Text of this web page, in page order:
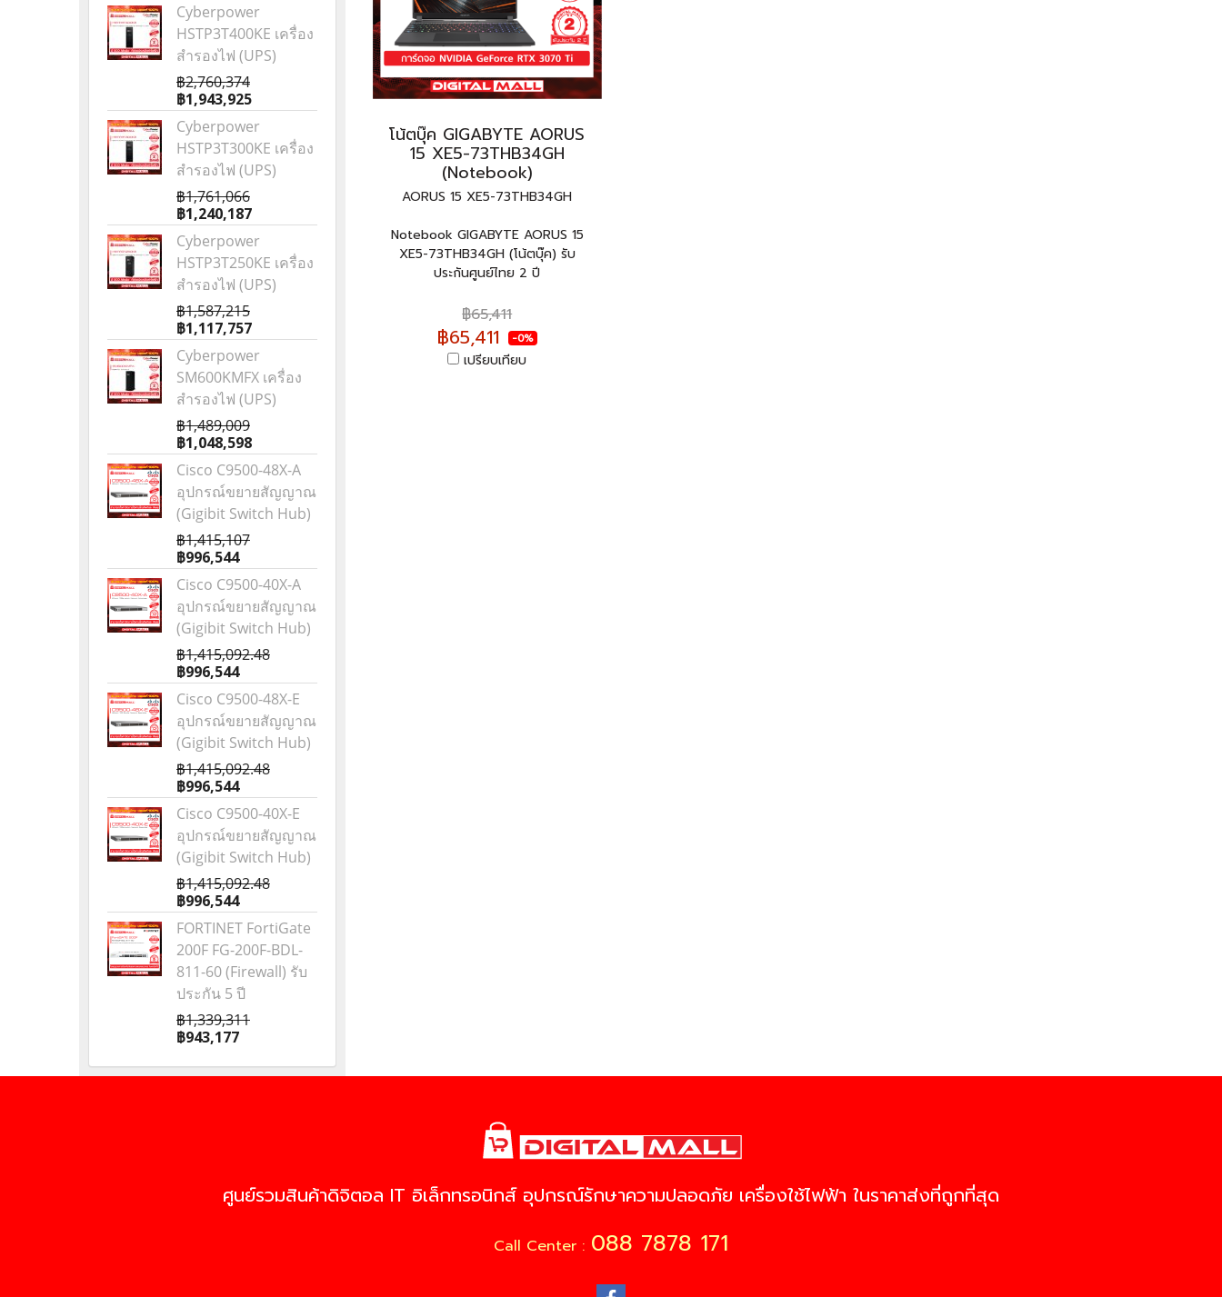
โน้ตบุ๊ค GIGABYTE AORUS
15 XE5-73THB34GH
(Notebook)
AORUS 15 XE5-73THB34GH
Notebook GIGABYTE AORUS 15
XE5-73THB34GH (โน้ตบุ๊ค) รับ
ประกันศูนย์ไทย 2 ปี
฿65,411
฿65,411 -0%
เปรียบเทียบ
Cyberpower
HSTP3T400KE เครื่อง
สำรองไฟ (UPS)
฿2,760,374
฿1,943,925
Cyberpower
HSTP3T300KE เครื่อง
สำรองไฟ (UPS)
฿1,761,066
฿1,240,187
Cyberpower
HSTP3T250KE เครื่อง
สำรองไฟ (UPS)
฿1,587,215
฿1,117,757
Cyberpower
SM600KMFX เครื่อง
สำรองไฟ (UPS)
฿1,489,009
฿1,048,598
Cisco C9500-48X-A
อุปกรณ์ขยายสัญญาณ
(Gigibit Switch Hub)
฿1,415,107
฿996,544
Cisco C9500-40X-A
อุปกรณ์ขยายสัญญาณ
(Gigibit Switch Hub)
฿1,415,092.48
฿996,544
Cisco C9500-48X-E
อุปกรณ์ขยายสัญญาณ
(Gigibit Switch Hub)
฿1,415,092.48
฿996,544
Cisco C9500-40X-E
อุปกรณ์ขยายสัญญาณ
(Gigibit Switch Hub)
฿1,415,092.48
฿996,544
FORTINET FortiGate
200F FG-200F-BDL-
811-60 (Firewall) รับ
ประกัน 5 ปี
฿1,339,311
฿943,177
ศูนย์รวมสินค้าดิจิตอล IT อิเล็กทรอนิกส์ อุปกรณ์รักษาความปลอดภัย เครื่องใช้ไฟฟ้า ในราคาส่งที่ถูกที่สุด
Call Center : 088 7878 171